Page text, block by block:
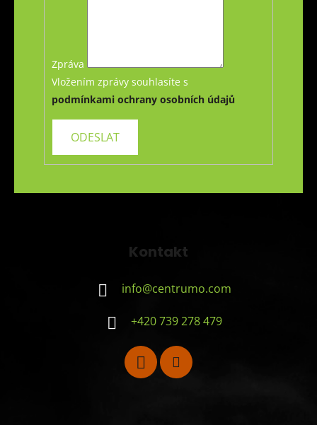
Kontakt
info@centrumo.com
+420 739 278 479
Zpráva
Vložením zprávy souhlasíte s
podmínkami ochrany osobních údajů